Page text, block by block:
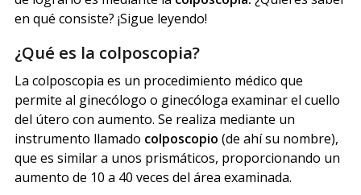
en qué consiste? ¡Sigue leyendo!
¿Qué es la colposcopia?
La colposcopia es un procedimiento médico que
permite al ginecólogo o ginecóloga examinar el cuello
del útero con aumento. Se realiza mediante un
instrumento llamado colposcopio (de ahí su nombre),
que es similar a unos prismáticos, proporcionando un
aumento de 10 a 40 veces del área examinada.